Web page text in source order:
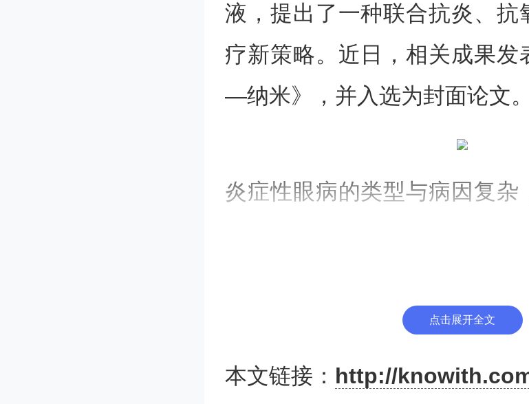
液，提出了一种联合抗炎、抗
疗新策略。近日，相关成果发
—纳米》，并入选为封面论文。
炎症性眼病的类型与病因复杂
但其疗效不稳定，且长期使用
点击展开全文
本文链接： http://